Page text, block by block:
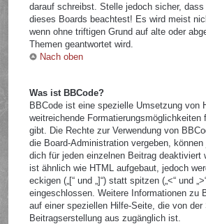
darauf schreibst. Stelle jedoch sicher, dass
dieses Boards beachtest! Es wird meist
wenn ohne triftigen Grund auf alte oder
Themen geantwortet wird.
Nach oben
Was ist BBCode?
BBCode ist eine spezielle Umsetzung von
weitreichende Formatierungsmöglichkeiten
gibt. Die Rechte zur Verwendung von
die Board-Administration vergeben,
dich für jeden einzelnen Beitrag deaktiviert
ist ähnlich wie HTML aufgebaut, jedoch
eckigen („[“ und „]“) statt spitzen („<“ und
eingeschlossen. Weitere Informationen zu
auf einer speziellen Hilfe-Seite, die von der
Beitragserstellung aus zugänglich ist.